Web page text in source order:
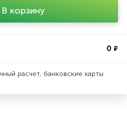
В корзину
0 ₽
расчет, банковские карты